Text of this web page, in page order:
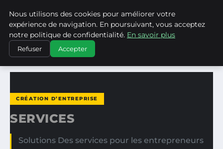
MEDIA EDGE
ACCUEIL CRÉATION D’ENTREPRISE
CRÉATION D’ENTREPRISE
SERVICES
Solutions Des services pour les entrepreneurs
Nous utilisons des cookies pour améliorer votre
expérience de navigation. En poursuivant, vous acceptez
notre politique de confidentialité. En savoir plus
Refuser Accepter